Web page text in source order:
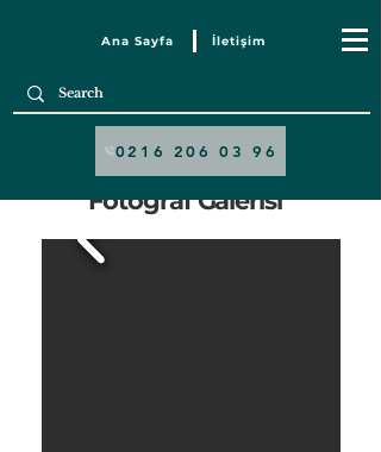
Ana Sayfa İletişim
0216 206 03 96
Fotoğraf Galerisi